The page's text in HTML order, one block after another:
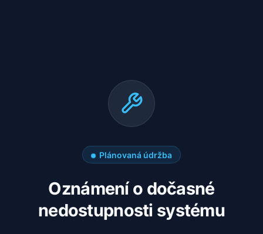
Plánovaná údržba
Oznámení o dočasné
nedostupnosti systému